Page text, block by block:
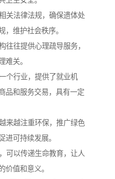
关法律法规，确保遗体处
，维护社会秩序。
往往提供心理疏导服务，
难关。
个行业，提供了就业机
品和服务交易，具有一定
来越注重环保，推广绿色
进可持续发展。
可以传递生命教育，让人
价值和意义。